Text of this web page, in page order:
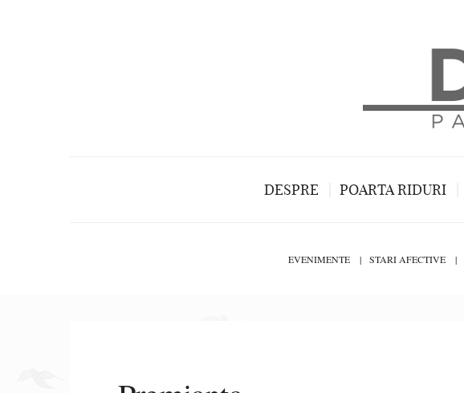
DESPRE POARTA RIDURI
EVENIMENTE STARI AFECTIVE